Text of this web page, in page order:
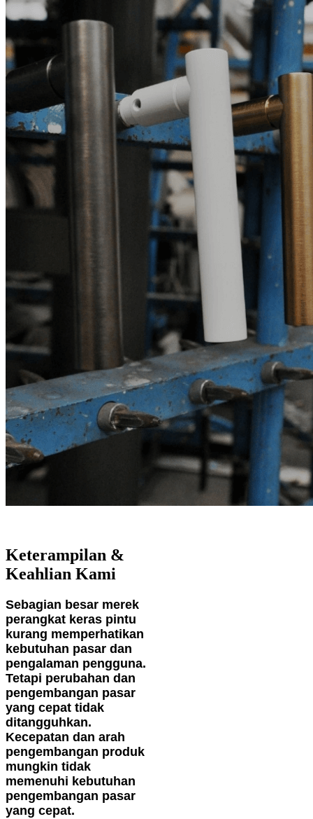
Keterampilan &
Keahlian Kami
Sebagian besar merek
perangkat keras pintu
kurang memperhatikan
kebutuhan pasar dan
pengalaman pengguna.
Tetapi perubahan dan
pengembangan pasar
yang cepat tidak
ditangguhkan.
Kecepatan dan arah
pengembangan produk
mungkin tidak
memenuhi kebutuhan
pengembangan pasar
yang cepat.